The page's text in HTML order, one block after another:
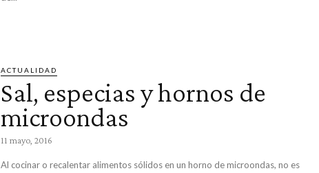
ACTUALIDAD
Sal, especias y hornos de
microondas
11 mayo, 2016
Al cocinar o recalentar alimentos sólidos en un horno de microondas, no es